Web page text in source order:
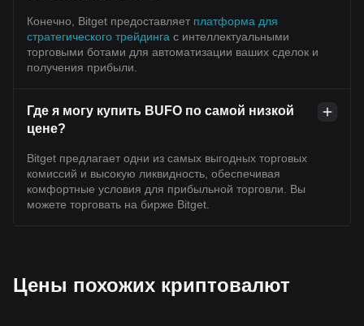
Конечно, Bitget предоставляет платформа для
стратегического трейдинга с интеллектуальными
торговыми ботами для автоматизации ваших сделок и
получения прибыли.
Где я могу купить BUFO по самой низкой
цене?
Bitget предлагает одни из самых выгодных торговых
комиссий и высокую ликвидность, обеспечивая
комфортные условия для прибыльной торговли. Вы
можете торговать на бирже Bitget.
Цены похожих криптовалют